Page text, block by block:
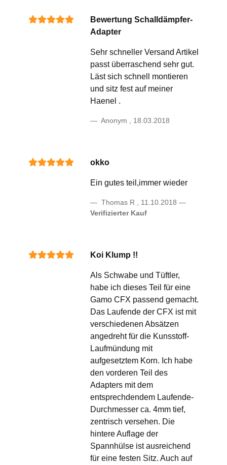
Bewertung Schalldämpfer-
Adapter
Sehr schneller Versand Artikel
passt überraschend sehr gut.
Läst sich schnell montieren
und sitz fest auf meiner
Haenel .
Anonym 18.03.2018
okko
Ein gutes teil,immer wieder
Thomas R
11.10.2018
Verifizierter Kauf
Koi Klump !!
Als Schwabe und Tüftler,
habe ich dieses Teil für eine
Gamo CFX passend gemacht.
Das Laufende der CFX ist mit
verschiedenen Absätzen
angedreht für die Kunsstoff-
Laufmündung mit
aufgesetztem Korn. Ich habe
den vorderen Teil des
Adapters mit dem
entsprechdendem Laufende-
Durchmesser ca. 4mm tief,
zentrisch versehen. Die
hintere Auflage der
Spannhülse ist ausreichend
für eine festen Sitz. Auch auf